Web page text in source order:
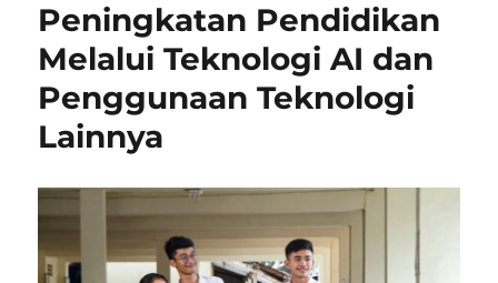
Peningkatan Pendidikan
Melalui Teknologi AI dan
Penggunaan Teknologi
Lainnya